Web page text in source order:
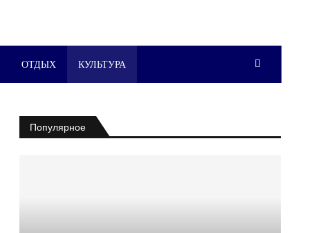
ОТДЫХ КУЛЬТУРА
Популярное